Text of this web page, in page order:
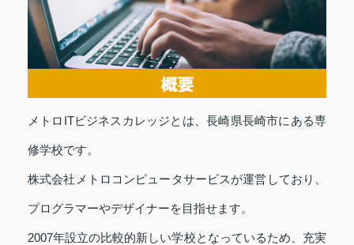
メトロITビジネスカレッジとは、長崎県長崎市にある専
修学校です。
株式会社メトロコンピュータサービスが運営しており、
プログラマーやデザイナーを目指せます。
2007年設立の比較的新しい学校となっているため、充実